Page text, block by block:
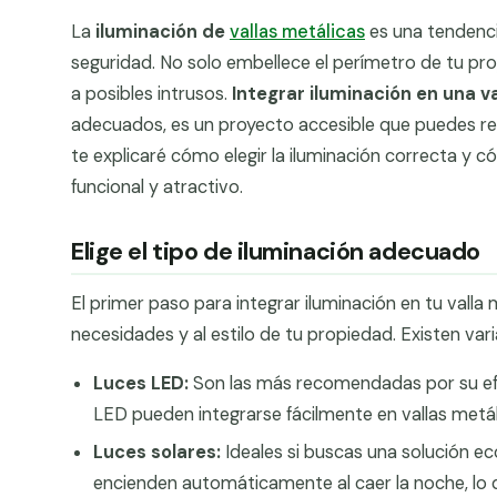
La iluminación devallas metálicases una
seguridad. No solo embellece el perímetro de tu
a posibles intrusos. Integrar iluminación en una
adecuados, es un proyecto accesible que puedes
te explicaré cómo elegir la iluminación correcta y
funcional y atractivo.
Elige el tipo de iluminación adecuado
El primer paso para integrar iluminación en tu
necesidades y al estilo de tu propiedad. Existen
Luces LED:Son las más recomendadas por su
LED pueden integrarse fácilmente en vallas
Luces solares: Ideales si buscas una solución
encienden automáticamente al caer la noche,